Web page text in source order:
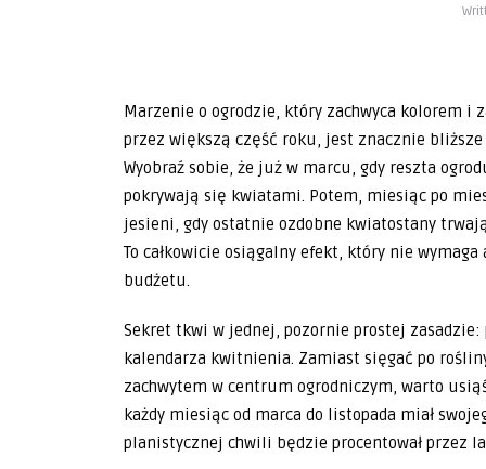
Marzenie o ogrodzie, który zachwyca kolorem i
przez większą część roku, jest znacznie
Wyobraź sobie, że już w marcu, gdy reszta
pokrywają się kwiatami. Potem, miesiąc po
jesieni, gdy ostatnie ozdobne kwiatostany
To całkowicie osiągalny efekt, który nie
budżetu.
Sekret tkwi w jednej, pozornie prostej zasadzie:
kalendarza kwitnienia. Zamiast sięgać po
zachwytem w centrum ogrodniczym, warto
każdy miesiąc od marca do listopada miał
planistycznej chwili będzie procentował przez